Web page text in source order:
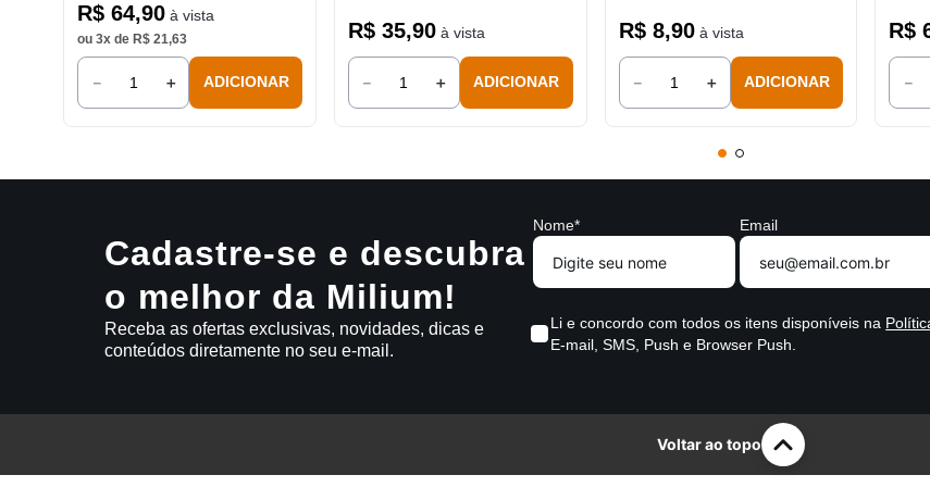
R$ 64,90à vista
ou 3x de R$ 21,63
＋
－ ADICIONAR
R$ 35,90à vista
＋
－ ADICIONAR
R$ 8,90à vista
＋
－ ADICIONAR
R$
－
Cadastre-se e descubra
o melhor da Milium!
Receba as ofertas exclusivas, novidades, dicas e
conteúdos diretamente no seu e-mail.
Nome* Email
Li e concordo com todos os itens disponíveis na
E-mail, SMS, Push e Browser Push.
Voltar ao topo